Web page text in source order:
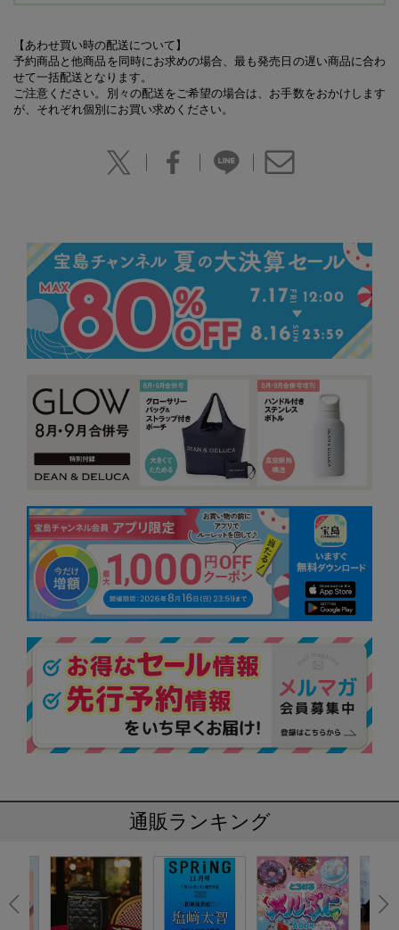
【あわせ買い時の配送について】
予約商品と他商品を同時にお求めの場合、最も発売日の遅い商品に合わ
せて一括配送となります。
ご注意ください。別々の配送をご希望の場合は、お手数をおかけします
が、それぞれ個別にお買い求めください。
通販ランキング